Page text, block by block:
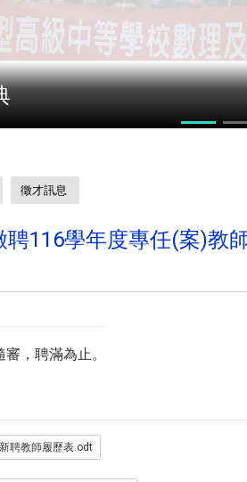
科能力競賽
徵才訊息
聘116學年度專任(案)教
，聘滿為止。
新聘教師履歷表.odt